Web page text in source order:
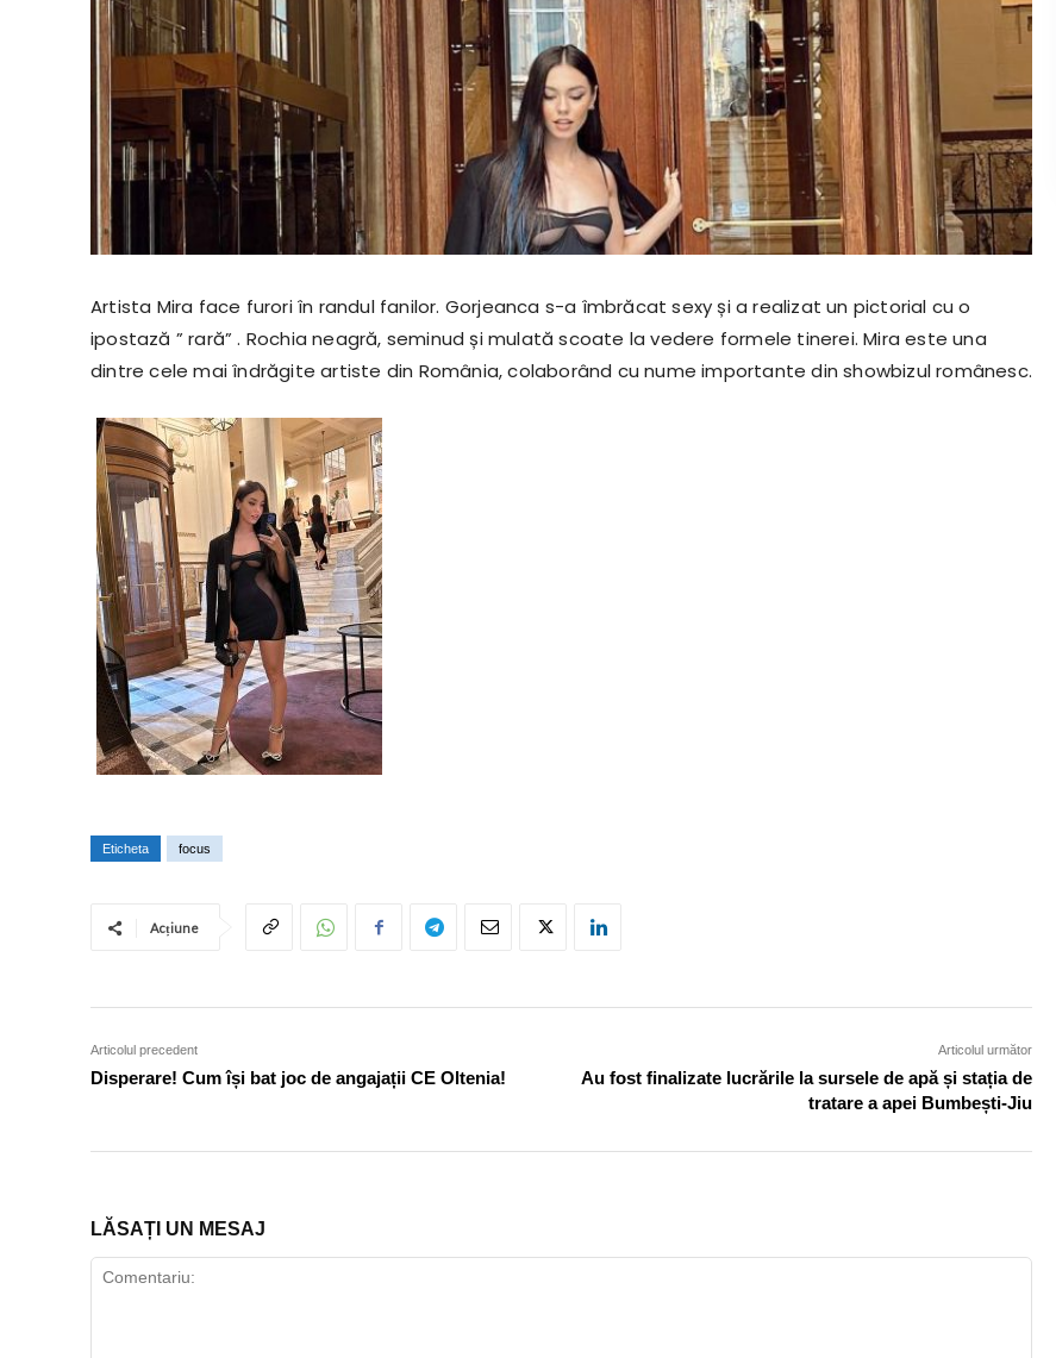
Artista Mira face furori în randul fanilor. Gorjeanca s-a îmbrăcat sexy și a realizat un pictorial cu o
ipostază ” rară” . Rochia neagră, seminud și mulată scoate la vedere formele tinerei. Mira este una
dintre cele mai îndrăgite artiste din România, colaborând cu nume importante din showbizul românesc.
Eticheta focus
Acțiune
Articolul precedent
Disperare! Cum își bat joc de angajații CE Oltenia!
Articolul următor
Au fost finalizate lucrările la sursele de apă și stația de
tratare a apei Bumbești-Jiu
LĂSAȚI UN MESAJ